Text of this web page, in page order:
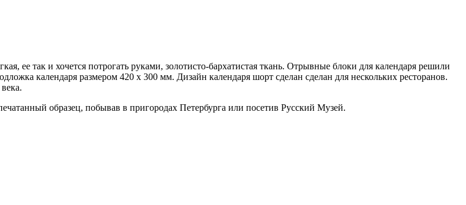
ее так и хочется потрогать руками, золотисто-бархатистая ткань. Отрывные блоки для календаря решили
календаря размером 420 х 300 мм. Дизайн календаря шорт сделан сделан для нескольких ресторанов.
образец, побывав в пригородах Петербурга или посетив Русский Музей.